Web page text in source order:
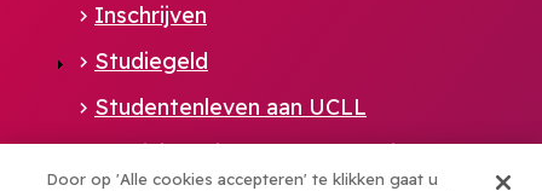
Inschrijven
Studiegeld
Studentenleven aan UCLL
Administratie en ondersteuning
Door op 'Alle cookies accepteren' te klikken gaat u